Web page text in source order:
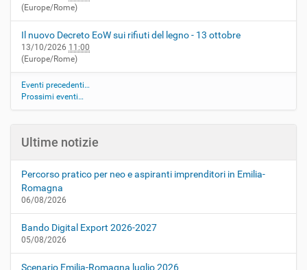
(Europe/Rome)
Il nuovo Decreto EoW sui rifiuti del legno - 13 ottobre
13/10/2026 11:00
(Europe/Rome)
Eventi precedenti…
Prossimi eventi…
Ultime notizie
Percorso pratico per neo e aspiranti imprenditori in Emilia-
Romagna
06/08/2026
Bando Digital Export 2026-2027
05/08/2026
Scenario Emilia-Romagna luglio 2026